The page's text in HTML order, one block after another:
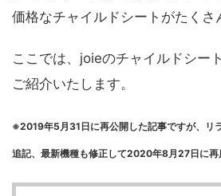
価格なチャイルドシートがたくさ
ここでは、joieのチャイルドシー
ご紹介いたします。
※2019年5月31 日に再公開した記事ですが、リ
追記、最新機種も修正して2020年8月27日に再